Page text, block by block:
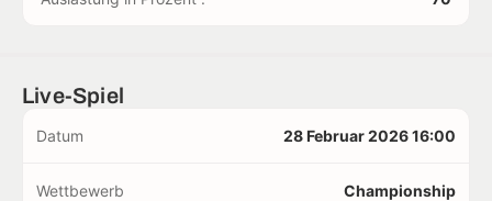
Live-Spiel
Datum 28 Februar 2026 16:00
Wettbewerb Championship